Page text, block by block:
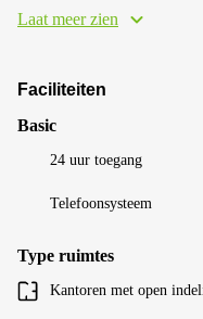
Laat meer zien
Faciliteiten
Basic
24 uur toegang
Telefoonsysteem
Type ruimtes
Kantoren met open